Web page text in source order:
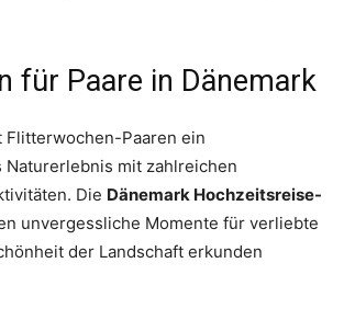
für Paare in Dänemark
Flitterwochen-Paaren ein
Naturerlebnis mit zahlreichen
Die Dänemark Hochzeitsreise-
unvergessliche Momente für verliebte
der Landschaft erkunden